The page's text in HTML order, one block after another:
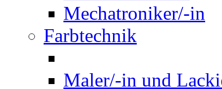
Mechatroniker/-in
Farbtechnik
Maler/-in und